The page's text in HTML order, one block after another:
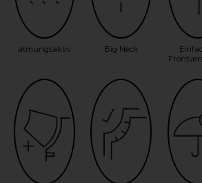
atmungsaktiv Big Neck